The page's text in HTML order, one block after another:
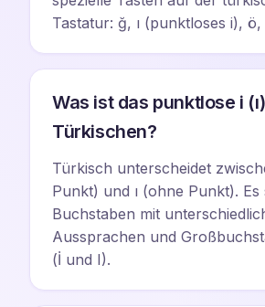
Tastatur: ğ, ı (punktloses i),
Was ist das punktlose i
Türkischen?
Türkisch unterscheidet
Punkt) und ı (ohne Punkt). Es
Buchstaben mit
Aussprachen und
(İ und I).